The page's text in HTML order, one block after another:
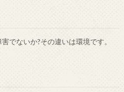
でないか?その違いは環境です。